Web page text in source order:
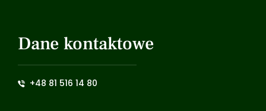
Dane kontaktowe
+48 81 516 14 80